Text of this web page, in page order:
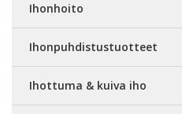
Ihonhoito
Ihonpuhdistustuotteet
Ihottuma & kuiva iho